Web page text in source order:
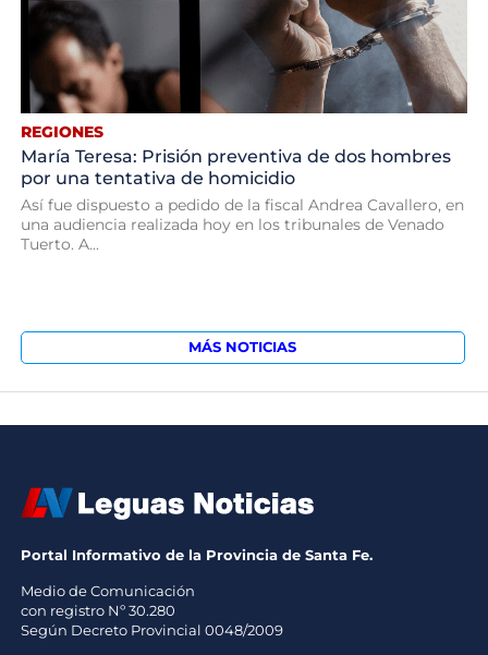
REGIONES
María Teresa: Prisión preventiva de dos hombres
por una tentativa de homicidio
Así fue dispuesto a pedido de la fiscal Andrea Cavallero, en
una audiencia realizada hoy en los tribunales de Venado
Tuerto. A...
MÁS NOTICIAS
Portal Informativo de la Provincia de Santa Fe.
Medio de Comunicación
con registro Nº 30.280
Según Decreto Provincial 0048/2009